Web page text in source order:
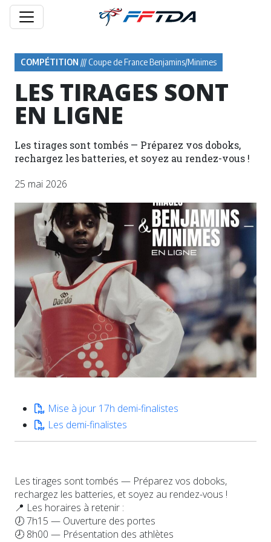
COMPÉTITION /// Coupe de France Benjamins/Minimes
LES TIRAGES SONT
EN LIGNE
Les tirages sont tombés — Préparez vos doboks,
rechargez les batteries, et soyez au rendez-vous !
25 mai 2026
Mise à jour 17h demi-finalistes
Les demi-finalistes
Les tirages sont tombés — Préparez vos doboks,
rechargez les batteries, et soyez au rendez-vous !
📍 Les horaires à retenir :
🕖 7h15 — Ouverture des portes
🕗 8h00 — Présentation des athlètes